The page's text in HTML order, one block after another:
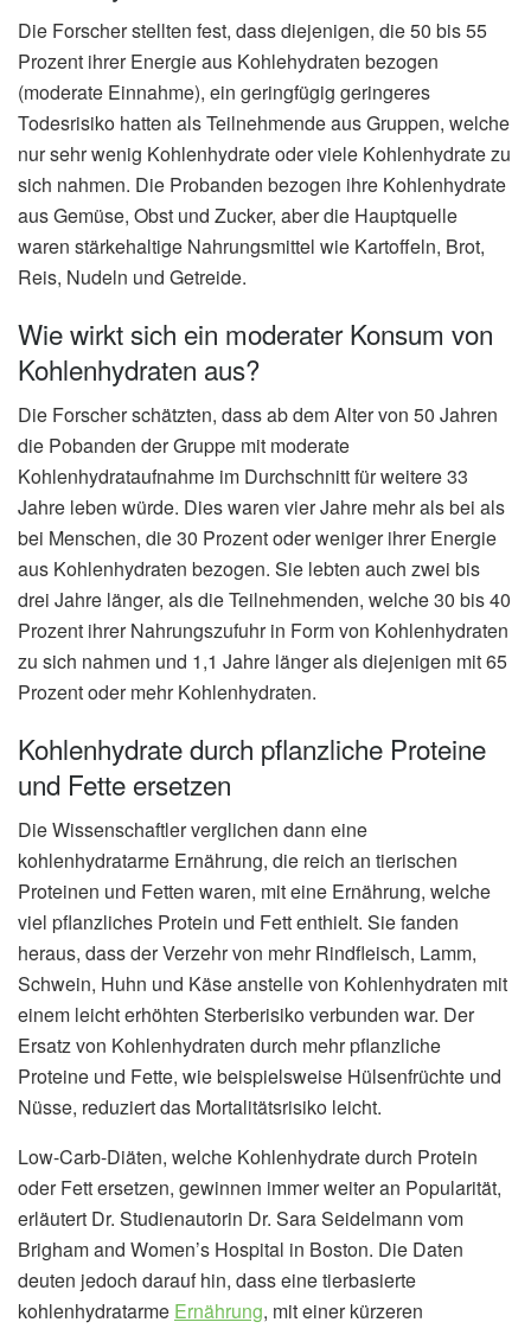
Die Forscher stellten fest, dass diejenigen, die 50 bis 55
Prozent ihrer Energie aus Kohlehydraten bezogen
(moderate Einnahme), ein geringfügig geringeres
Todesrisiko hatten als Teilnehmende aus Gruppen, welche
nur sehr wenig Kohlenhydrate oder viele Kohlenhydrate zu
sich nahmen. Die Probanden bezogen ihre Kohlenhydrate
aus Gemüse, Obst und Zucker, aber die Hauptquelle
waren stärkehaltige Nahrungsmittel wie Kartoffeln, Brot,
Reis, Nudeln und Getreide.
Wie wirkt sich ein moderater Konsum von
Kohlenhydraten aus?
Die Forscher schätzten, dass ab dem Alter von 50 Jahren
die Pobanden der Gruppe mit moderate
Kohlenhydrataufnahme im Durchschnitt für weitere 33
Jahre leben würde. Dies waren vier Jahre mehr als bei als
bei Menschen, die 30 Prozent oder weniger ihrer Energie
aus Kohlenhydraten bezogen. Sie lebten auch zwei bis
drei Jahre länger, als die Teilnehmenden, welche 30 bis 40
Prozent ihrer Nahrungszufuhr in Form von Kohlenhydraten
zu sich nahmen und 1,1 Jahre länger als diejenigen mit 65
Prozent oder mehr Kohlenhydraten.
Kohlenhydrate durch pflanzliche Proteine
und Fette ersetzen
Die Wissenschaftler verglichen dann eine
kohlenhydratarme Ernährung, die reich an tierischen
Proteinen und Fetten waren, mit eine Ernährung, welche
viel pflanzliches Protein und Fett enthielt. Sie fanden
heraus, dass der Verzehr von mehr Rindfleisch, Lamm,
Schwein, Huhn und Käse anstelle von Kohlenhydraten mit
einem leicht erhöhten Sterberisiko verbunden war. Der
Ersatz von Kohlenhydraten durch mehr pflanzliche
Proteine und Fette, wie beispielsweise Hülsenfrüchte und
Nüsse, reduziert das Mortalitätsrisiko leicht.
Low-Carb-Diäten, welche Kohlenhydrate durch Protein
oder Fett ersetzen, gewinnen immer weiter an Popularität,
erläutert Dr. Studienautorin Dr. Sara Seidelmann vom
Brigham and Women’s Hospital in Boston. Die Daten
deuten jedoch darauf hin, dass eine tierbasierte
kohlenhydratarme Ernährung, mit einer kürzeren